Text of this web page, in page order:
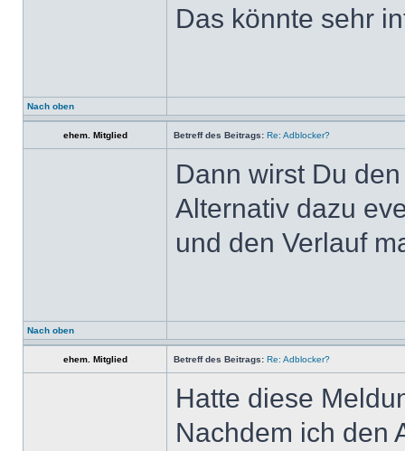
Das könnte sehr
Nach oben
ehem. Mitglied Betreff des Beitrags: Re: Adblocker?
Dann wirst Du
Alternativ dazu
und den Verlauf
Nach oben
ehem. Mitglied Betreff des Beitrags: Re: Adblocker?
Hatte diese
Nachdem ich den